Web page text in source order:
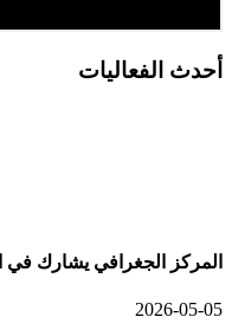
أحدث الفعاليات
المركز الجغرافي يشارك في
2026-05-05